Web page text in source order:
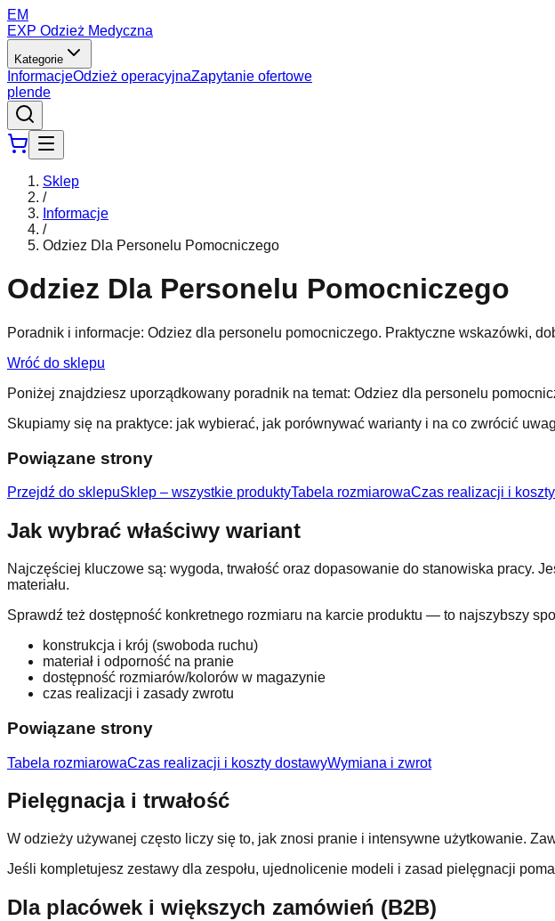
EM
EXP Odzież Medyczna
Kategorie
InformacjeOdzież operacyjnaZapytanie ofertowe
pl ende
Sklep
/
Informacje
/
Odziez Dla Personelu Pomocniczego
Odziez Dla Personelu Pomocniczego
Poradnik i informacje: Odziez dla personelu pomocniczego. Praktyczne wskazówki,
Wróć do sklepu
Poniżej znajdziesz uporządkowany poradnik na temat: Odziez dla personelu
Skupiamy się na praktyce: jak wybierać, jak porównywać warianty i na co zwrócić
Powiązane strony
Przejdź do sklepuSklep – wszystkie produktyTabela rozmiarowaCzas realizacji i
Jak wybrać właściwy wariant
Najczęściej kluczowe są: wygoda, trwałość oraz dopasowanie do stanowiska pracy.
materiału.
Sprawdź też dostępność konkretnego rozmiaru na karcie produktu — to najszybszy
konstrukcja i krój (swoboda ruchu)
materiał i odporność na pranie
dostępność rozmiarów/kolorów w magazynie
czas realizacji i zasady zwrotu
Powiązane strony
Tabela rozmiarowaCzas realizacji i koszty dostawyWymiana i zwrot
Pielęgnacja i trwałość
W odzieży używanej często liczy się to, jak znosi pranie i intensywne użytkowanie.
Jeśli kompletujesz zestawy dla zespołu, ujednolicenie modeli i zasad pielęgnacji
Dla placówek i większych zamówień (B2B)